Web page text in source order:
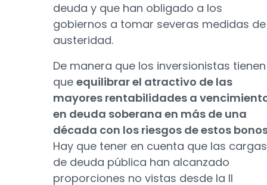
deuda y que han obligado a los
gobiernos a tomar severas medidas de
austeridad.
De manera que los inversionistas tienen
que equilibrar el atractivo de las
mayores rentabilidades a
en deuda soberana en más de una
década con los riesgos de estos
Hay que tener en cuenta que las cargas
de deuda pública han alcanzado
proporciones no vistas desde la II